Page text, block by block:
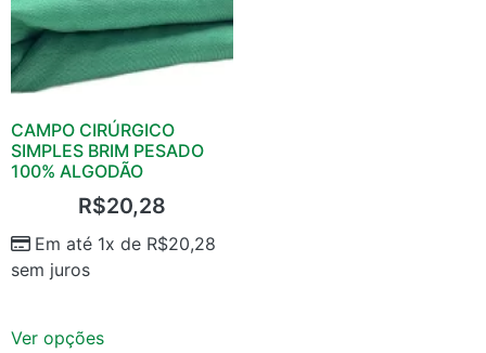
CAMPO CIRÚRGICO
SIMPLES BRIM PESADO
100% ALGODÃO
R$20,28
Em até 1x de R$20,28
sem juros
Ver opções